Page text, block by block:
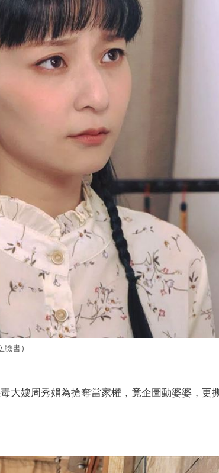
書）
大嫂周秀娟為搶奪當家權，竟企圖動婆婆，更